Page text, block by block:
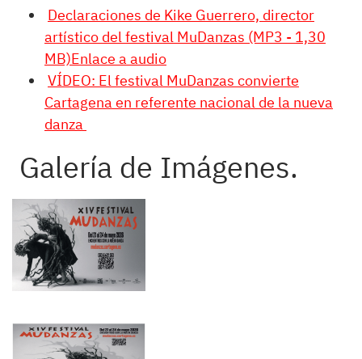
Declaraciones de Kike Guerrero, director
artístico del festival MuDanzas (MP3 - 1,30
MB)Enlace a audio
VÍDEO: El festival MuDanzas convierte
Cartagena en referente nacional de la nueva
danza
Galería de Imágenes.